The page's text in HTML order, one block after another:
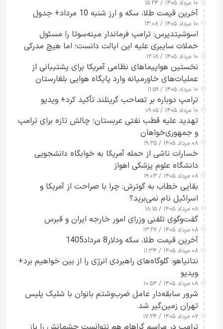
۱۰ مرداد ۱۴۰۵ / ۱۵:۲۴
آخرین قیمت طلا، سکه و ارز شنبه 10 مرداد+ جدول
۱۰ مرداد ۱۴۰۵ / ۱۳:۰۸
اسوشیتدپرس: ترامپ فرماندار مینه‌سوتا را مسئول
حملات سایبری علیه این ایالت دانست؛ اما هیچ مدرکی
ارائه نکرد
۱۰ مرداد ۱۴۰۵ / ۱۲:۱۸
نخستین هواپیماهای نظامی آمریکا برای پشتیبانی از
عملیات‌های خاورمیانه وارد پایگاه هوایی بلغارستان
شدند
۱۰ مرداد ۱۴۰۵ / ۱۱:۵۹
ترامپ دوباره بر تصاحب گرینلند تأکید کرد+ ویدیو
۱۰ مرداد ۱۴۰۵ / ۰۹:۰۵
تهدید علیه قطب نفتی عربستان؛ چالش تازه برای ترامپ
و جمهوری‌خواهان
۰۸ مرداد ۱۴۰۵ / ۱۹:۳۵
خسارات ناشی از حمله آمریکا به خوابگاه دانشجویی
دانشگاه علوم پزشکی اهواز
۰۸ مرداد ۱۴۰۵ / ۱۹:۰۳
بقایی خطاب به گوترش: چرا با صراحت از آمریکا و
اسرائیل نام نمی‌برید؟
۰۸ مرداد ۱۴۰۵ / ۱۸:۱۵
گفت‌وگوی تلفنی وزرای امور خارجه ایران و قبرس
۰۸ مرداد ۱۴۰۵ / ۱۳:۲۷
آخرین قیمت طلا، سکه ودلار8 مرداد1405
۰۸ مرداد ۱۴۰۵ / ۱۱:۳۴
نتانیاهو: گلوگاه‌های راهبردی انرژی را از بین خواهیم برد+
ویدیو
۰۸ مرداد ۱۴۰۵ / ۱۰:۵۴
شرور سابقه‌دار عامل ضرب‌وشتم بانوان با شلیک پلیس
تهران زمین‌گیر شد
۰۷ مرداد ۱۴۰۵ / ۱۷:۲۴